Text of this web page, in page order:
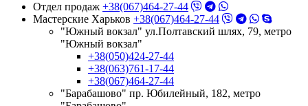
Отдел продаж +38(067)464-27-44
Мастерские Харьков +38(067)464-27-44
"Южный вокзал" ул.Полтавский шлях, 79, метро
"Южный вокзал"
+38(050)424-27-44
+38(063)761-17-44
+38(067)464-27-44
"Барабашово" пр. Юбилейный, 182, метро